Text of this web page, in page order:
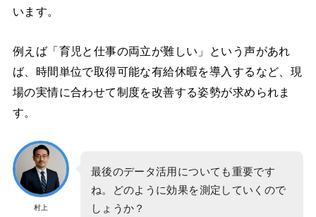
います。
例えば「育児と仕事の両立が難しい」という声があれ
ば、時間単位で取得可能な有給休暇を導入するなど、現
場の実情に合わせて制度を改善する姿勢が求められま
す。
村上
最後のデータ活用についても重要です
ね。どのように効果を測定していくので
しょうか？